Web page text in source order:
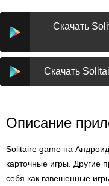
Скачать
Скачать
Описание
Solitaire game на Андроид
карточные игры. Другие
себя как взвешенные